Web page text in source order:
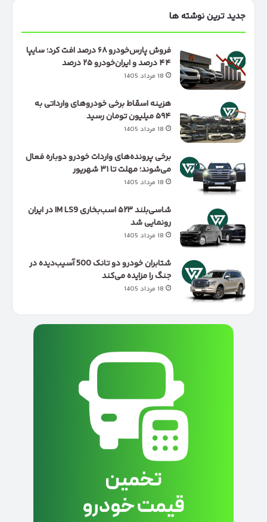
جدید ترین نوشته ها
فروش پارس‌خودرو ۶۸ درصد افت کرد؛ سایپا
۴۴ درصد و ایران‌خودرو ۲۵ درصد
18 مرداد 1405
هزینه اسقاط برخی خودروهای وارداتی به
۵۹۴ میلیون تومان رسید
18 مرداد 1405
برخی پرونده‌های واردات خودرو دوباره فعال
می‌شوند؛ مهلت تا ۳۱ شهریور
18 مرداد 1405
شاسی‌بلند ۵۲۳ اسب‌بخاری IM LS9 در ایران
رونمایی شد
18 مرداد 1405
شتابران خودرو دو تانک 500 آسیب‌دیده در
جنگ را مزایده می‌کند
18 مرداد 1405